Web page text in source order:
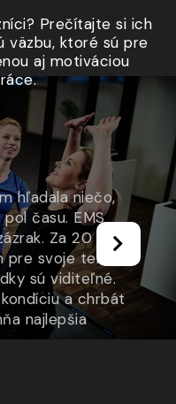
Prečítajte si ich
väzbu, ktoré sú pre
aj motiváciou
hľadala niečo,
času. EMS
Za 20
pre svoje telo
sú viditeľné.
a chrbát
najlepšia